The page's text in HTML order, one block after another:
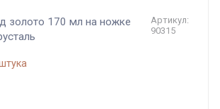
золото 170 мл на ножке
Артикул:
90315